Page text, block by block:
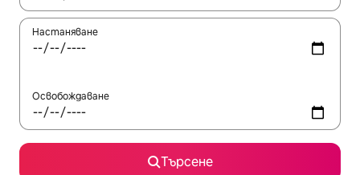
Настаняване
Освобождаване
Търсене